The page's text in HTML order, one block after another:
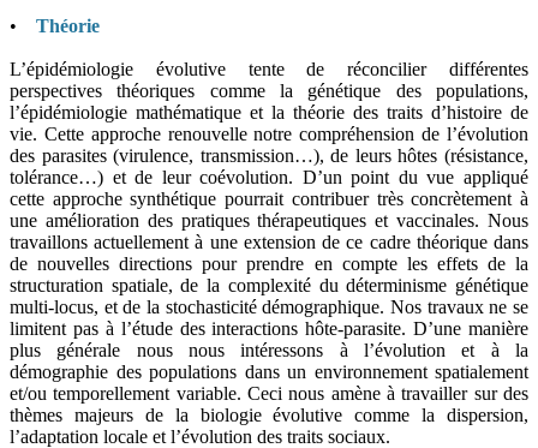
• Théorie
L’épidémiologie évolutive tente de réconcilier différentes
perspectives théoriques comme la génétique des populations,
l’épidémiologie mathématique et la théorie des traits d’histoire de
vie. Cette approche renouvelle notre compréhension de l’évolution
des parasites (virulence, transmission…), de leurs hôtes (résistance,
tolérance…) et de leur coévolution. D’un point du vue appliqué
cette approche synthétique pourrait contribuer très concrètement à
une amélioration des pratiques thérapeutiques et vaccinales. Nous
travaillons actuellement à une extension de ce cadre théorique dans
de nouvelles directions pour prendre en compte les effets de la
structuration spatiale, de la complexité du déterminisme génétique
multi-locus, et de la stochasticité démographique. Nos travaux ne se
limitent pas à l’étude des interactions hôte-parasite. D’une manière
plus générale nous nous intéressons à l’évolution et à la
démographie des populations dans un environnement spatialement
et/ou temporellement variable. Ceci nous amène à travailler sur des
thèmes majeurs de la biologie évolutive comme la dispersion,
l’adaptation locale et l’évolution des traits sociaux.